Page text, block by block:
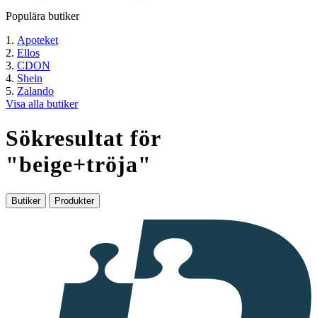
Populära butiker
Apoteket
Ellos
CDON
Shein
Zalando
Visa alla butiker
Sökresultat för
"beige+tröja"
Butiker Produkter